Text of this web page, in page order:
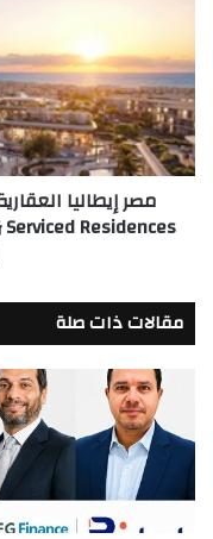
10002:2018
تعلن
عن
إطلاق
“Maison
Solare
Boutique
سولاري
رأس
الحكمة
مقالات ذات صلة